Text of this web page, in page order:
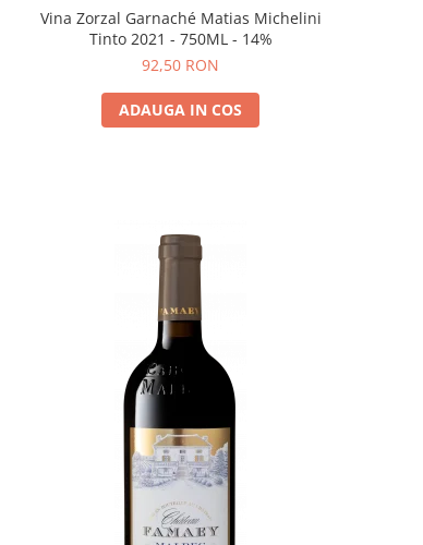
Vina Zorzal Garnaché Matias Michelini
Tinto 2021 - 750ML - 14%
92,50 RON
ADAUGA IN COS